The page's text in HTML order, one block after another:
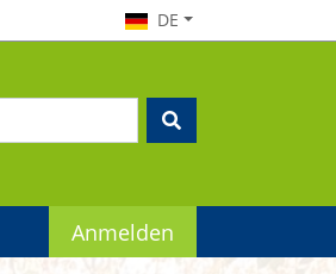
DE
Anmelden